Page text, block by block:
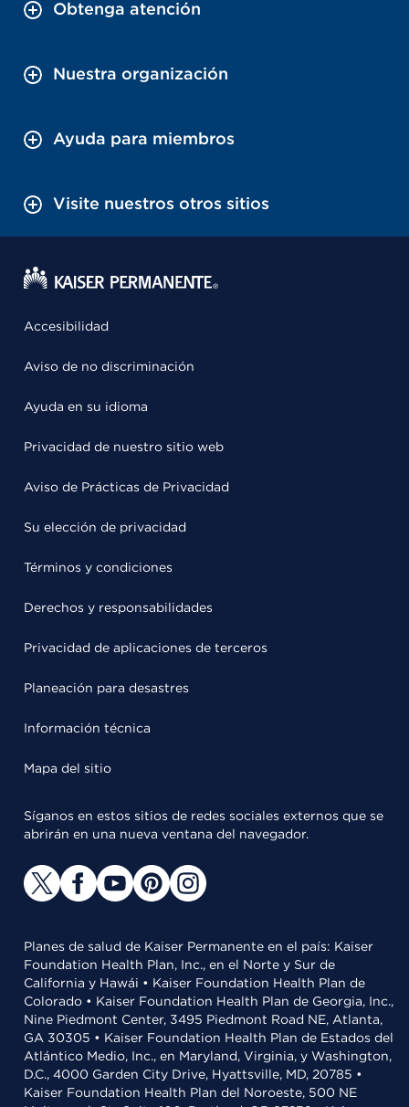
Obtenga atención
Nuestra organización
Ayuda para miembros
Visite nuestros otros sitios
Accesibilidad
Aviso de no discriminación
Ayuda en su idioma
Privacidad de nuestro sitio web
Aviso de Prácticas de Privacidad
Su elección de privacidad
Términos y condiciones
Derechos y responsabilidades
Privacidad de aplicaciones de terceros
Planeación para desastres
Información técnica
Mapa del sitio
Síganos en estos sitios de redes sociales externos que se
abrirán en una nueva ventana del navegador.
Planes de salud de Kaiser Permanente en el país: Kaiser
Foundation Health Plan, Inc., en el Norte y Sur de
California y Hawái • Kaiser Foundation Health Plan de
Colorado • Kaiser Foundation Health Plan de Georgia, Inc.,
Nine Piedmont Center, 3495 Piedmont Road NE, Atlanta,
GA 30305 • Kaiser Foundation Health Plan de Estados del
Atlántico Medio, Inc., en Maryland, Virginia, y Washington,
D.C., 4000 Garden City Drive, Hyattsville, MD, 20785 •
Kaiser Foundation Health Plan del Noroeste, 500 NE